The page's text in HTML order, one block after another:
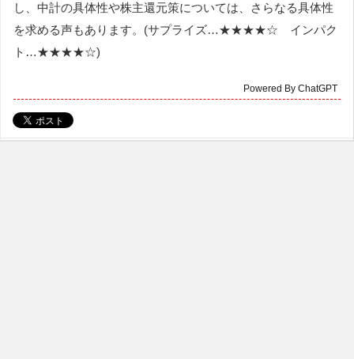
し、中計の具体性や株主還元策については、さらなる具体性
を求める声もあります。(サプライズ…★★★★☆ インパク
ト…★★★★☆)
Powered By ChatGPT